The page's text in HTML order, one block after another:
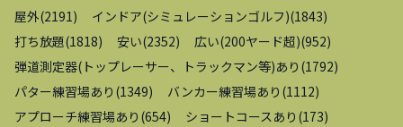
屋外(2191) インドア(シミュレーションゴルフ)(1843)
打ち放題(1818) 安い(2352) 広い(200ヤード超)(952)
弾道測定器(トップレーサー、トラックマン等)あり (1792)
パター練習場あり (1349) バンカー練習場あり (1112)
アプローチ練習場あり (654) ショートコースあり (173)